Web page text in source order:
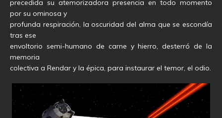
precedida su atemorizadora presencia en todo momento
por su ominosa y
profunda respiración, la oscuridad del alma que se escondía
tras ese
envoltorio semi-humano de carne y hierro, desterró de la
memoria
colectiva a Rendar y la épica, para instaurar el temor, el odio.